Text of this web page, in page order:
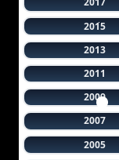
2015
2013
2011
2009
2007
2005